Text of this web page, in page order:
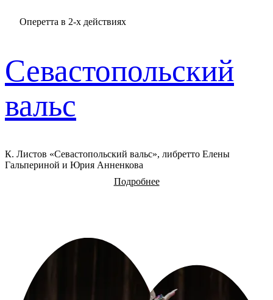
Оперетта в 2-х действиях
Севастопольский
вальс
К. Листов «Севастопольский вальс», либретто Елены
Гальпериной и Юрия Анненкова
Подробнее